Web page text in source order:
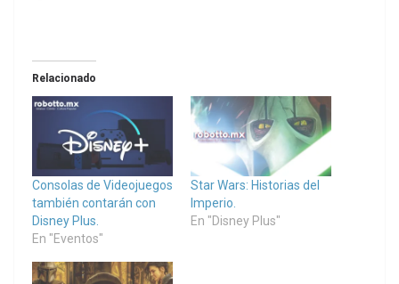
Relacionado
Consolas de Videojuegos
también contarán con
Disney Plus.
En "Eventos"
Star Wars: Historias del
Imperio.
En "Disney Plus"